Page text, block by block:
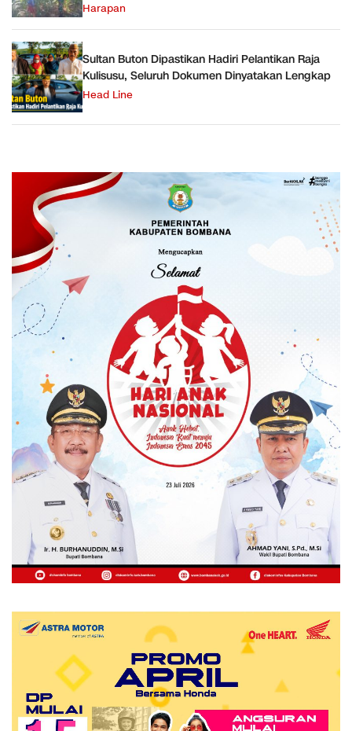
Harapan
Sultan Buton Dipastikan Hadiri Pelantikan Raja
Kulisusu, Seluruh Dokumen Dinyatakan Lengkap
Head Line